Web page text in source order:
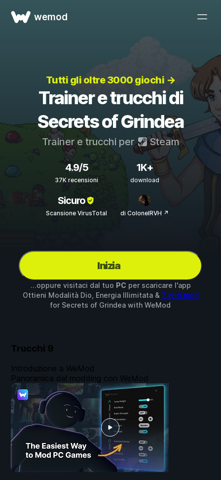
wemod
Tutti gli oltre 3000 giochi →
Trainer e trucchi di
Secrets of Grindea
Trainer e trucchi per Steam
4.9/5
37K recensioni
1K+
download
Sicuro
Scansione VirusTotal di ColonelRVH ↗
Inizia
...oppure visitaci dal tuo PC per scaricare l'app
Ottieni Modalità Dio, Energia Illimitata & 7 altri mod
for Secrets of Grindea with WeMod
Trucchi 9
Introduzione a WeMod
Panoramica del modding con WeMod